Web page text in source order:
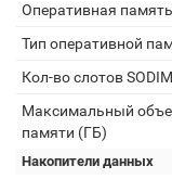
Оперативная
Тип оперативной
Кол-во слотов
Максимальный
памяти (ГБ)
Накопители данных